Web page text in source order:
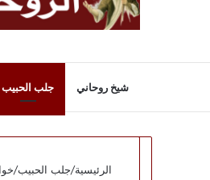
شيخ روحاني جلب الحبيب
الرئيسية/جلب الحبيب/